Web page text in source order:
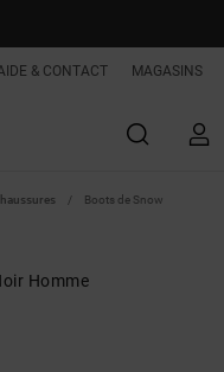
& CONTACT MAGASINS
Boots de Snow
Homme